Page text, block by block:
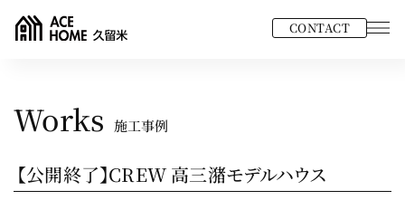
CONTACT
Works 施工事例
【公開終了】CREW 高三潴モデルハウス